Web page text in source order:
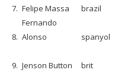
7. Felipe Massa brazil
8.
Fernando
Alonso
spanyol
9. Jenson Button brit